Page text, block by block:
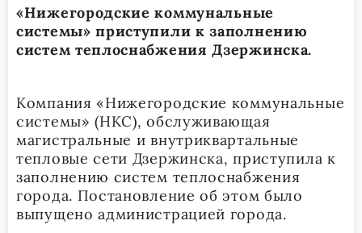
«Нижегородские коммунальные
системы» приступили к заполнению
систем теплоснабжения Дзержинска.
Компания «Нижегородские коммунальные
системы» (НКС), обслуживающая
магистральные и внутриквартальные
тепловые сети Дзержинска, приступила к
заполнению систем теплоснабжения
города. Постановление об этом было
выпущено администрацией города.